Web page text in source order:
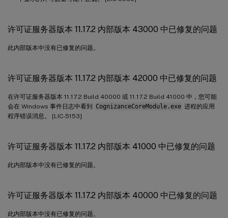
许可证服务器版本 11.17.2 内部版本 43000 中已修复的问题
此内部版本中没有已修复的问题。
许可证服务器版本 11.17.2 内部版本 42000 中已修复的问题
在许可证服务器版本 11.17.2 Build 40000 或 11.17.2 Build 41000 中，您可能
会在 Windows 事件日志中看到 CognizanceCoreModule.exe 进程的应用
程序错误消息。 [LIC-5153]
许可证服务器版本 11.17.2 内部版本 41000 中已修复的问题
此内部版本中没有已修复的问题。
许可证服务器版本 11.17.2 内部版本 40000 中已修复的问题
此内部版本中没有已修复的问题。